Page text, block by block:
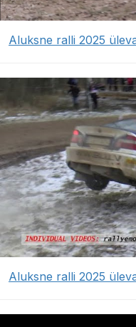
Aluksne ralli 2025
Aluksne ralli 2025